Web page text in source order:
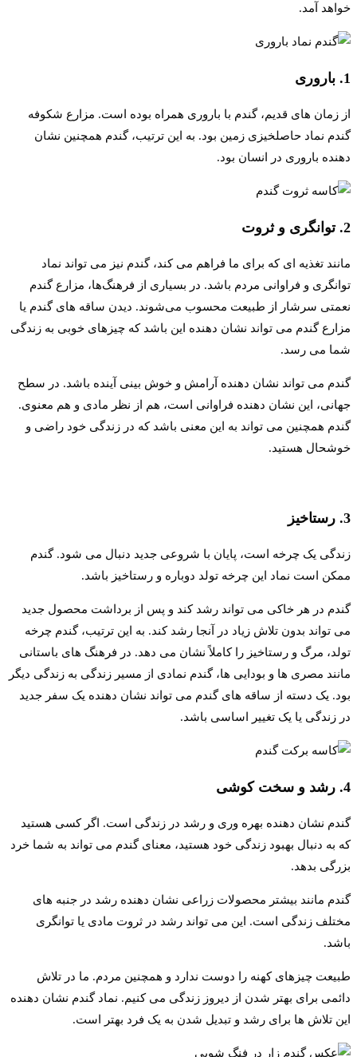
خواهد آمد.
1. باروری
از زمان های قدیم، گندم با باروری همراه بوده است. مزارع شکوفه
گندم نماد حاصلخیزی زمین بود. به این ترتیب، گندم همچنین نشان
دهنده باروری در انسان بود.
2. توانگری و ثروت
مانند تغذیه ای که برای ما فراهم می کند، گندم نیز می تواند نماد
توانگری و فراوانی مردم باشد. در بسیاری از فرهنگ‌ها، مزارع گندم
نعمتی سرشار از طبیعت محسوب می‌شوند. دیدن ساقه های گندم یا
مزارع گندم می تواند نشان دهنده این باشد که چیزهای خوبی به زندگی
شما می رسد.
گندم می تواند نشان دهنده آرامش و خوش بینی آینده باشد. در سطح
جهانی، این نشان دهنده فراوانی است، هم از نظر مادی و هم معنوی.
گندم همچنین می تواند به این معنی باشد که در زندگی خود راضی و
خوشحال هستید.
3. رستاخیز
زندگی یک چرخه است، پایان با شروعی جدید دنبال می شود. گندم
ممکن است نماد این چرخه تولد دوباره و رستاخیز باشد.
گندم در هر خاکی می تواند رشد کند و پس از برداشت محصول جدید
می تواند بدون تلاش زیاد در آنجا رشد کند. به این ترتیب، گندم چرخه
تولد، مرگ و رستاخیز را کاملاً نشان می دهد. در فرهنگ های باستانی
مانند مصری ها و بودایی ها، گندم نمادی از مسیر زندگی به زندگی دیگر
بود. یک دسته از ساقه های گندم می تواند نشان دهنده یک سفر جدید
در زندگی یا یک تغییر اساسی باشد.
4. رشد و سخت کوشی
گندم نشان دهنده بهره وری و رشد در زندگی است. اگر کسی هستید
که به دنبال بهبود زندگی خود هستید، معنای گندم می تواند به شما خرد
بزرگی بدهد.
گندم مانند بیشتر محصولات زراعی نشان دهنده رشد در جنبه های
مختلف زندگی است. این می تواند رشد در ثروت مادی یا توانگری
باشد.
طبیعت چیزهای کهنه را دوست ندارد و همچنین مردم. ما در تلاش
دائمی برای بهتر شدن از دیروز زندگی می کنیم. نماد گندم نشان دهنده
این تلاش ها برای رشد و تبدیل شدن به یک فرد بهتر است.